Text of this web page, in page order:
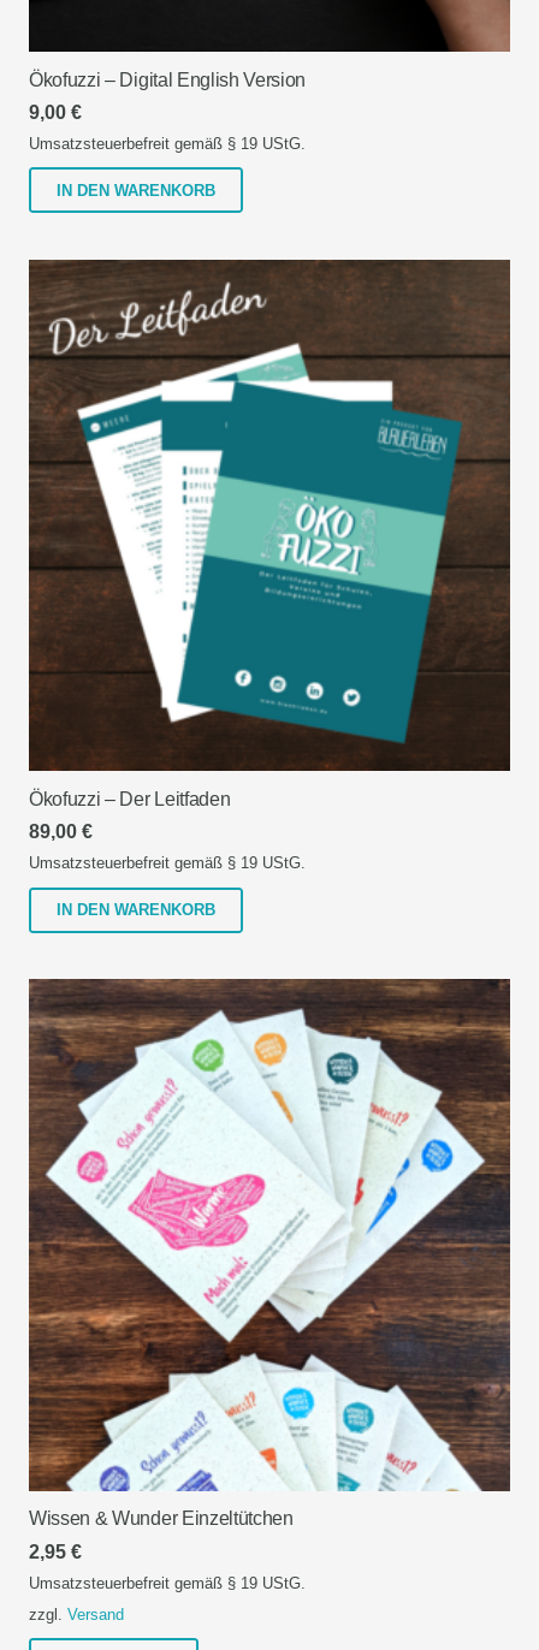
Ökofuzzi – Digital English Version
9,00 €
Umsatzsteuerbefreit gemäß § 19 UStG.
IN DEN WARENKORB
Ökofuzzi – Der Leitfaden
89,00 €
Umsatzsteuerbefreit gemäß § 19 UStG.
IN DEN WARENKORB
Wissen & Wunder Einzeltütchen
2,95 €
Umsatzsteuerbefreit gemäß § 19 UStG.
zzgl. Versand